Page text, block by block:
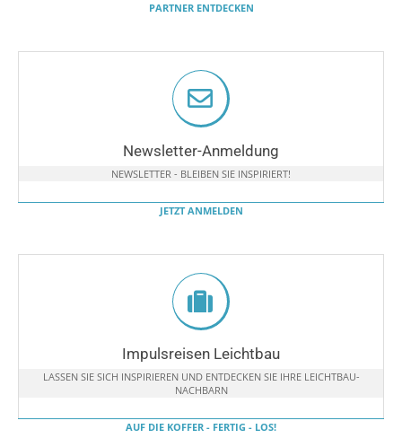
PARTNER ENTDECKEN
Newsletter-Anmeldung
NEWSLETTER - BLEIBEN SIE INSPIRIERT!
JETZT ANMELDEN
Impulsreisen Leichtbau
LASSEN SIE SICH INSPIRIEREN UND ENTDECKEN SIE IHRE LEICHTBAU-
NACHBARN
AUF DIE KOFFER - FERTIG - LOS!